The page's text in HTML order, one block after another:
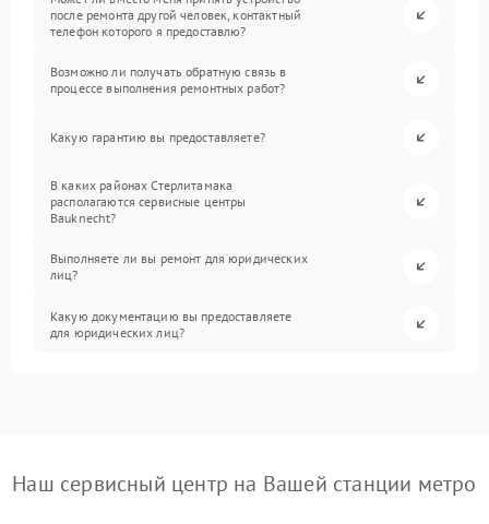
после ремонта другой человек, контактный
телефон которого я предоставлю?
Возможно ли получать обратную связь в
процессе выполнения ремонтных работ?
Какую гарантию вы предоставляете?
В каких районах Стерлитамака
располагаются сервисные центры
Bauknecht?
Выполняете ли вы ремонт для юридических
лиц?
Какую документацию вы предоставляете
для юридических лиц?
Наш сервисный центр на Вашей станции метро